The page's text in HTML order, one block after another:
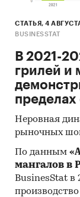
СТАТЬЯ, 4
BUSINESSTAT
В 2021-
грилей и
пределах
Неровная
рыночных
По данным
мангалов в
BusinesStat в